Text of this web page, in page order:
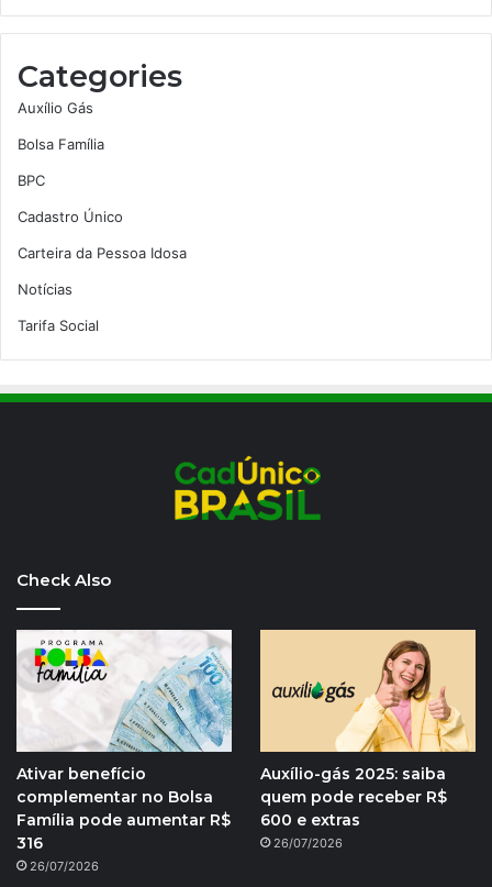
Categories
Auxílio Gás
Bolsa Família
BPC
Cadastro Único
Carteira da Pessoa Idosa
Notícias
Tarifa Social
Check Also
Ativar benefício
complementar no Bolsa
Família pode aumentar R$
316
26/07/2026
Auxílio-gás 2025: saiba
quem pode receber R$
600 e extras
26/07/2026